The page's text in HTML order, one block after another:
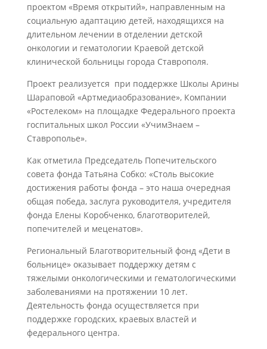
проектом «Время открытий», направленным на
социальную адаптацию детей, находящихся на
длительном лечении в отделении детской
онкологии и гематологии Краевой детской
клинической больницы города Ставрополя.
Проект реализуется при поддержке Школы Арины
Шараповой «Артмедиаобразование», Компании
«Ростелеком» на площадке Федерального проекта
госпитальных школ России «УчимЗнаем –
Ставрополье».
Как отметила Председатель Попечительского
совета фонда Татьяна Собко: «Столь высокие
достижения работы фонда – это наша очередная
общая победа, заслуга руководителя, учредителя
фонда Елены Коробченко, благотворителей,
попечителей и меценатов».
Региональный Благотворительный фонд «Дети в
больнице» оказывает поддержку детям с
тяжелыми онкологическими и гематологическими
заболеваниями на протяжении 10 лет.
Деятельность фонда осуществляется при
поддержке городских, краевых властей и
федерального центра.